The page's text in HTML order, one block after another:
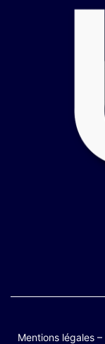
Mentions légales –